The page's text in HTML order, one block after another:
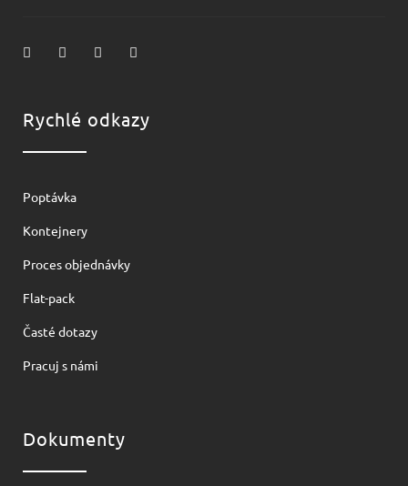
Rychlé odkazy
Poptávka
Kontejnery
Proces objednávky
Flat-pack
Časté dotazy
Pracuj s námi
Dokumenty